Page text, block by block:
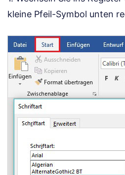
kleine Pfeil-Symbol unten